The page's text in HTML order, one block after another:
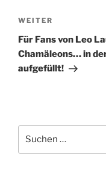
Nächster
Beitrag
WEITER
Für Fans von Leo
Chamäleons… in
aufgefüllt!
nach: